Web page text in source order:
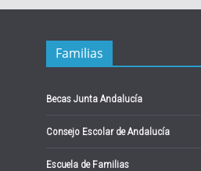
Familias
Becas Junta Andalucía
Consejo Escolar de Andalucía
Escuela de Familias